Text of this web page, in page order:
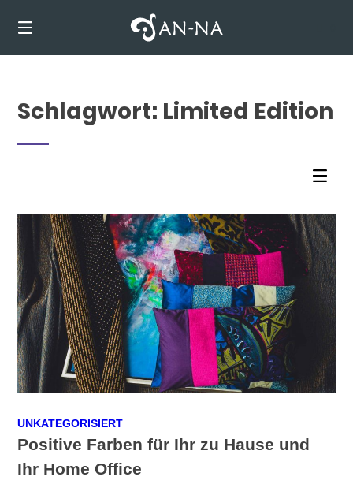
Inhalt
Schlagwort: Limited Edition
UNKATEGORISIERT
Positive Farben für Ihr zu Hause und
Ihr Home Office